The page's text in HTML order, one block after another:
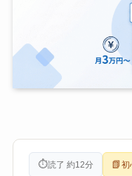
⏱読了 約12分 📗 初